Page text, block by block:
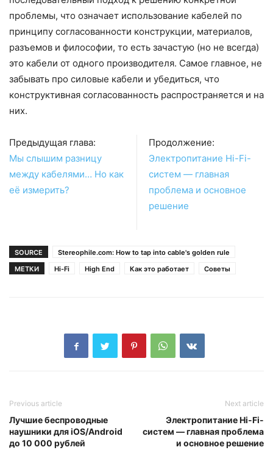
проблемы, что означает использование кабелей по
принципу согласованности конструкции, материалов,
разъемов и философии, то есть зачастую (но не всегда)
это кабели от одного производителя. Самое главное, не
забывать про силовые кабели и убедиться, что
конструктивная согласованность распространяется и на
них.
Предыдущая глава:
Мы слышим разницу
между кабелями… Но как
её измерить?
Продолжение:
Электропитание Hi-Fi-
систем — главная
проблема и основное
решение
SOURCE
Stereophile.com: How to tap into cable's golden rule
МЕТКИ
Hi-Fi High End Как это работает Советы
Previous article
Лучшие беспроводные
наушники для iOS/Android
до 10 000 рублей
Next article
Электропитание Hi-Fi-
систем — главная проблема
и основное решение